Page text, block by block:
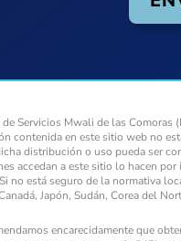
Servicios Mwali de las
contenida en este sitio web no
distribución o uso pueda ser
accedan a este sitio lo hacen
está seguro de la normativa
Japón, Sudán, Corea del
encarecidamente que